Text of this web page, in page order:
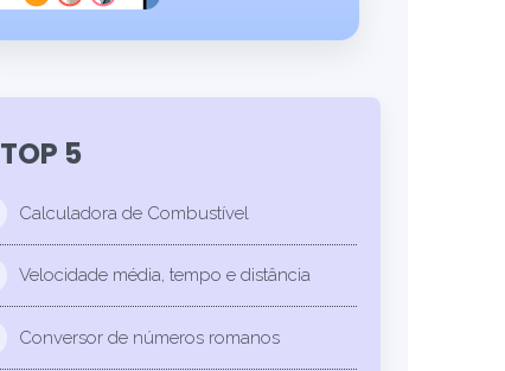
TOP 5
Calculadora de Combustível
Velocidade média, tempo e distância
Conversor de números romanos